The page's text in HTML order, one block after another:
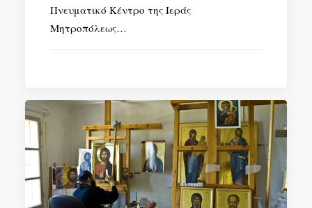
Πνευματικό Κέντρο της Ιεράς
Μητροπόλεως…